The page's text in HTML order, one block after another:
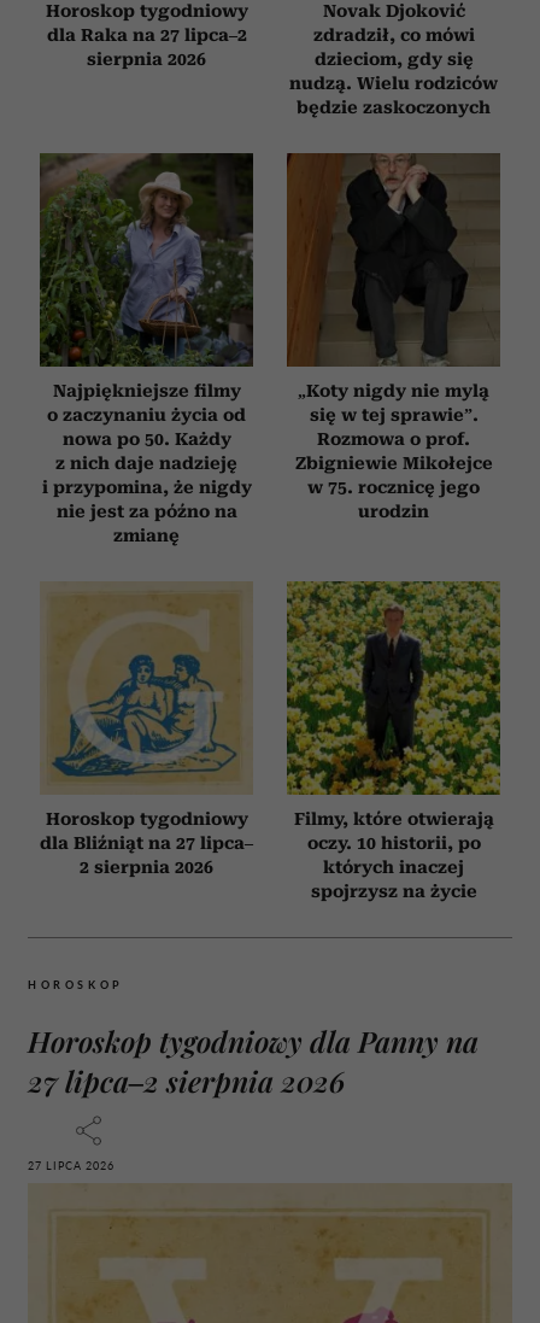
Horoskop tygodniowy
dla Raka na 27 lipca–2
sierpnia 2026
Novak Djoković
zdradził, co mówi
dzieciom, gdy się
nudzą. Wielu rodziców
będzie zaskoczonych
Najpiękniejsze filmy
o zaczynaniu życia od
nowa po 50. Każdy
z nich daje nadzieję
i przypomina, że nigdy
nie jest za późno na
zmianę
„Koty nigdy nie mylą
się w tej sprawie”.
Rozmowa o prof.
Zbigniewie Mikołejce
w 75. rocznicę jego
urodzin
Horoskop tygodniowy
dla Bliźniąt na 27 lipca–
2 sierpnia 2026
Filmy, które otwierają
oczy. 10 historii, po
których inaczej
spojrzysz na życie
HOROSKOP
Horoskop tygodniowy dla Panny na
27 lipca–2 sierpnia 2026
27 LIPCA 2026